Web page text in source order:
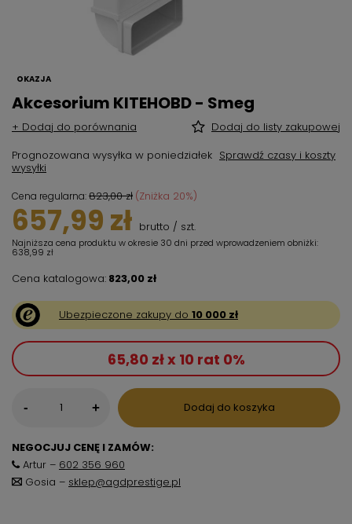
OKAZJA
Akcesorium KITEHOBD - Smeg
+ Dodaj do porównania
Dodaj do listy zakupowej
Prognozowana wysyłka w poniedziałek Sprawdź czasy i koszty
wysyłki
Cena regularna:823,00 zł (Zniżka 20%)
657,99 zł brutto / szt.
Najniższa cena produktu w okresie 30 dni przed wprowadzeniem obniżki:
638,99 zł
Cena katalogowa: 823,00 zł
Ubezpieczone zakupy do 10 000 zł
65,80 zł x 10 rat 0%
- + Dodaj do koszyka
NEGOCJUJ CENĘ I ZAMÓW:
Artur – 602 356 960
Gosia – sklep@agdprestige.pl